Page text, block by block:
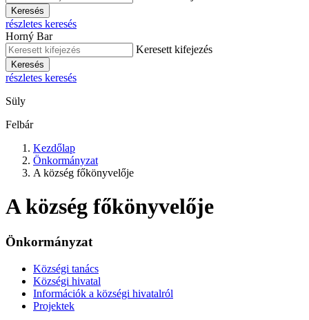
Keresés
részletes keresés
Horný Bar
Keresett kifejezés
Keresés
részletes keresés
Süly
Felbár
Kezdőlap
Önkormányzat
A község főkönyvelője
A község főkönyvelője
Önkormányzat
Községi tanács
Községi hivatal
Információk a községi hivatalról
Projektek